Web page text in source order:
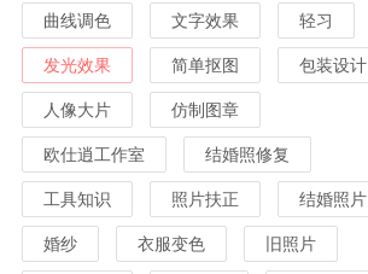
曲线调色 文字效果 轻习
发光效果 简单抠图 包装设计
人像大片 仿制图章
欧仕逍工作室 结婚照修复
工具知识 照片扶正 结婚照片
婚纱 衣服变色 旧照片